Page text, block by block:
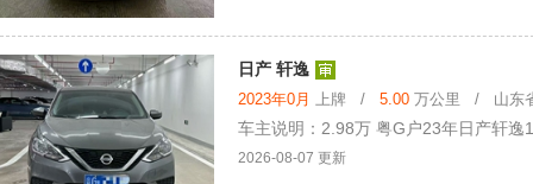
日产 轩逸
2023年0月 上牌 / 5.00 万公里 / 山东省
车主说明：2.98万 粤G户23年日产轩
2026-08-07 更新